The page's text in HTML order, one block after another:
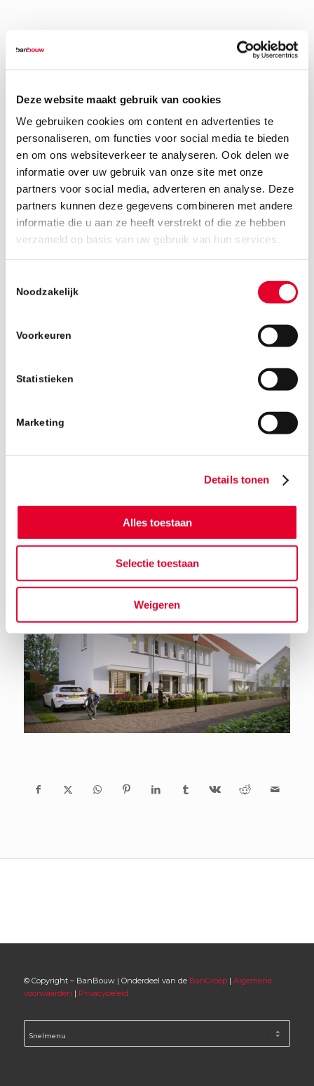
Deze website maakt gebruik van cookies
We gebruiken cookies om content en advertenties te
personaliseren, om functies voor social media te bieden
en om ons websiteverkeer te analyseren. Ook delen we
informatie over uw gebruik van onze site met onze
partners voor social media, adverteren en analyse. Deze
partners kunnen deze gegevens combineren met andere
informatie die u aan ze heeft verstrekt of die ze hebben
verzameld op basis van uw gebruik van hun services.
Noodzakelijk
Voorkeuren
Statistieken
Marketing
Details tonen
Alles toestaan
Selectie toestaan
Weigeren
22 april 2025
Terug naar het nieuwsoverzicht
© Copyright – BanBouw | Onderdeel van de BanGroep| Algemene
voorwaarden | Privacybeleid